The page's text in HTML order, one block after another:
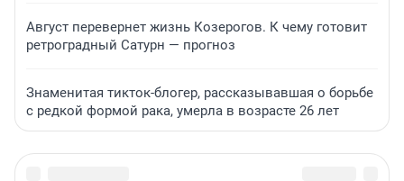
Август перевернет жизнь Козерогов. К чему готовит
ретроградный Сатурн — прогноз
Знаменитая тикток-блогер, рассказывавшая о борьбе
с редкой формой рака, умерла в возрасте 26 лет